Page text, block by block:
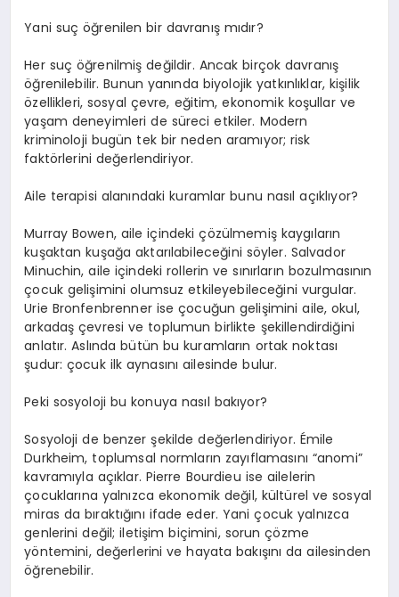
Yani suç öğrenilen bir davranış mıdır?
Her suç öğrenilmiş değildir. Ancak birçok davranış
öğrenilebilir. Bunun yanında biyolojik yatkınlıklar, kişilik
özellikleri, sosyal çevre, eğitim, ekonomik koşullar ve
yaşam deneyimleri de süreci etkiler. Modern
kriminoloji bugün tek bir neden aramıyor; risk
faktörlerini değerlendiriyor.
Aile terapisi alanındaki kuramlar bunu nasıl açıklıyor?
Murray Bowen, aile içindeki çözülmemiş kaygıların
kuşaktan kuşağa aktarılabileceğini söyler. Salvador
Minuchin, aile içindeki rollerin ve sınırların bozulmasının
çocuk gelişimini olumsuz etkileyebileceğini vurgular.
Urie Bronfenbrenner ise çocuğun gelişimini aile, okul,
arkadaş çevresi ve toplumun birlikte şekillendirdiğini
anlatır. Aslında bütün bu kuramların ortak noktası
şudur: çocuk ilk aynasını ailesinde bulur.
Peki sosyoloji bu konuya nasıl bakıyor?
Sosyoloji de benzer şekilde değerlendiriyor. Émile
Durkheim, toplumsal normların zayıflamasını “anomi”
kavramıyla açıklar. Pierre Bourdieu ise ailelerin
çocuklarına yalnızca ekonomik değil, kültürel ve sosyal
miras da bıraktığını ifade eder. Yani çocuk yalnızca
genlerini değil; iletişim biçimini, sorun çözme
yöntemini, değerlerini ve hayata bakışını da ailesinden
öğrenebilir.